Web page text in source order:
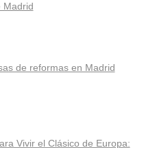
Madrid
de reformas en Madrid
Vivir el Clásico de Europa: